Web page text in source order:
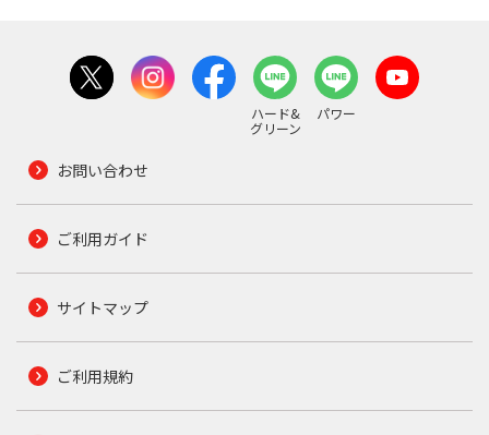
ハード&
グリーン
パワー
お問い合わせ
ご利用ガイド
サイトマップ
ご利用規約